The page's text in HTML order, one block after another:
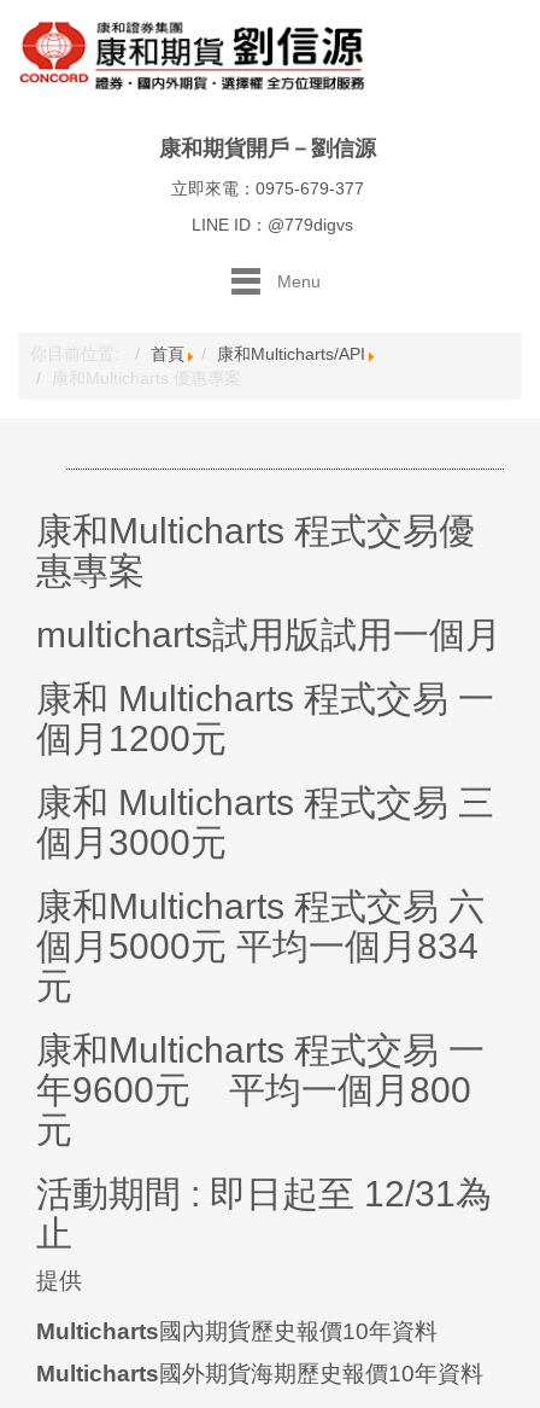
康和期貨開戶－劉信源
立即來電：0975-679-377
LINE ID：@779digvs
Menu
你目前位置: 首頁
康和Multicharts/API
康和Multicharts 優惠專案
康和Multicharts 程式交易優
惠專案
multicharts試用版試用一個月
康和 Multicharts 程式交易 一
個月1200元
康和 Multicharts 程式交易 三
個月3000元
康和Multicharts 程式交易 六
個月5000元 平均一個月834
元
康和Multicharts 程式交易 一
年9600元 平均一個月800
元
活動期間 : 即日起至 12/31為
止
提供
Multicharts國內期貨歷史報價10年資料
Multicharts國外期貨海期歷史報價10年資料